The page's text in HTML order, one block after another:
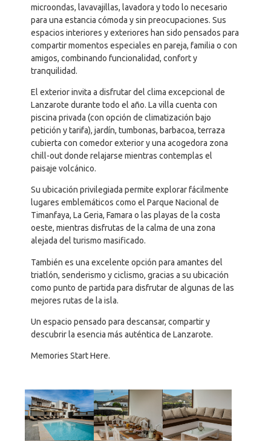
microondas, lavavajillas, lavadora y todo lo necesario
para una estancia cómoda y sin preocupaciones. Sus
espacios interiores y exteriores han sido pensados para
compartir momentos especiales en pareja, familia o con
amigos, combinando funcionalidad, confort y
tranquilidad.
El exterior invita a disfrutar del clima excepcional de
Lanzarote durante todo el año. La villa cuenta con
piscina privada (con opción de climatización bajo
petición y tarifa), jardín, tumbonas, barbacoa, terraza
cubierta con comedor exterior y una acogedora zona
chill-out donde relajarse mientras contemplas el
paisaje volcánico.
Su ubicación privilegiada permite explorar fácilmente
lugares emblemáticos como el Parque Nacional de
Timanfaya, La Geria, Famara o las playas de la costa
oeste, mientras disfrutas de la calma de una zona
alejada del turismo masificado.
También es una excelente opción para amantes del
triatlón, senderismo y ciclismo, gracias a su ubicación
como punto de partida para disfrutar de algunas de las
mejores rutas de la isla.
Un espacio pensado para descansar, compartir y
descubrir la esencia más auténtica de Lanzarote.
Memories Start Here.